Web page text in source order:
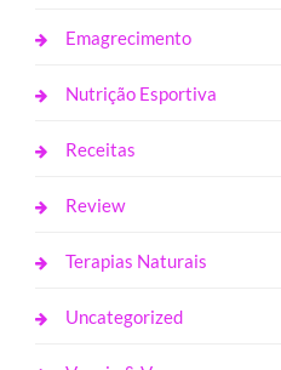
Emagrecimento
Nutrição Esportiva
Receitas
Review
Terapias Naturais
Uncategorized